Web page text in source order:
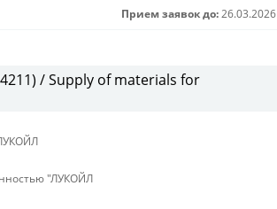
Прием заявок до: 26.03.2026
/ Supply of materials for
"ЛУКОЙЛ